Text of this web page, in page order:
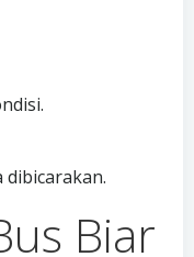
dibicarakan.
Biar